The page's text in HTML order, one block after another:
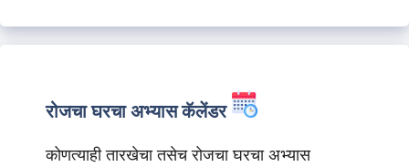
रोजचा घरचा अभ्यास कॅलेंडर
कोणत्याही तारखेचा तसेच रोजचा घरचा अभ्यास